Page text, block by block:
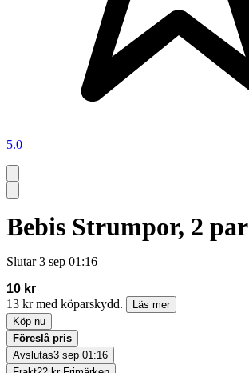
5.0
Bebis Strumpor, 2 par
Slutar 3 sep 01:16
10 kr
13 kr med köparskydd.
Läs mer
Köp nu
Föreslå pris
Avslutas3 sep 01:16